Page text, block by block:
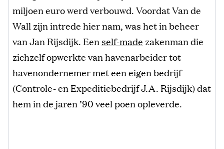
miljoen euro werd verbouwd. Voordat Van de
Wall zijn intrede hier nam, was het in beheer
van Jan Rijsdijk. Eenself-made zakenman die
zichzelf opwerkte van havenarbeider tot
havenondernemer met een eigen bedrijf
(Controle- en Expeditiebedrijf J.A. Rijsdijk) dat
hem in de jaren ’90 veel poen opleverde.